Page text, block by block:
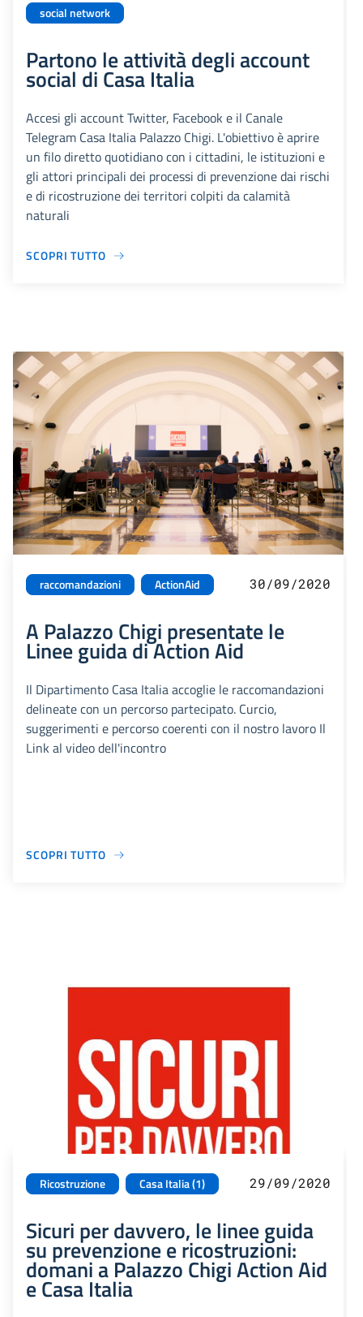
social network
Partono le attività degli account
social di Casa Italia
Accesi gli account Twitter, Facebook e il Canale
Telegram Casa Italia Palazzo Chigi. L'obiettivo è aprire
un filo diretto quotidiano con i cittadini, le istituzioni e
gli attori principali dei processi di prevenzione dai rischi
e di ricostruzione dei territori colpiti da calamità
naturali
SCOPRI TUTTO
raccomandazioni ActionAid 30/09/2020
A Palazzo Chigi presentate le
Linee guida di Action Aid
Il Dipartimento Casa Italia accoglie le raccomandazioni
delineate con un percorso partecipato. Curcio,
suggerimenti e percorso coerenti con il nostro lavoro Il
Link al video dell'incontro
SCOPRI TUTTO
Ricostruzione Casa Italia (1) 29/09/2020
Sicuri per davvero, le linee guida
su prevenzione e ricostruzioni:
domani a Palazzo Chigi Action Aid
e Casa Italia